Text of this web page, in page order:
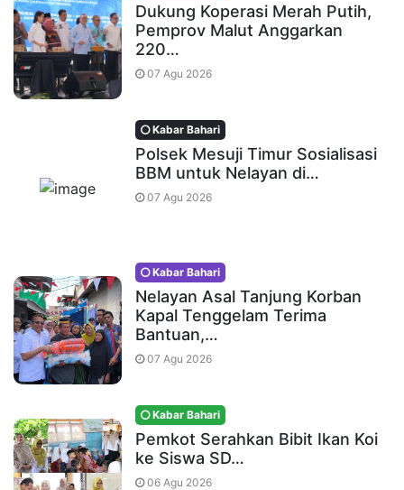
Dukung Koperasi Merah Putih,
Pemprov Malut Anggarkan
220…
07 Agu 2026
Kabar Bahari
Polsek Mesuji Timur Sosialisasi
BBM untuk Nelayan di…
07 Agu 2026
Kabar Bahari
Nelayan Asal Tanjung Korban
Kapal Tenggelam Terima
Bantuan,…
07 Agu 2026
Kabar Bahari
Pemkot Serahkan Bibit Ikan Koi
ke Siswa SD…
06 Agu 2026